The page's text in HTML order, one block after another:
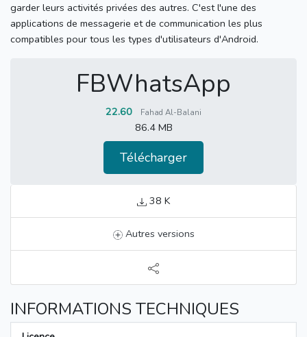
garder leurs activités privées des autres. C'est l'une des
applications de messagerie et de communication les plus
compatibles pour tous les types d'utilisateurs d'Android.
FBWhatsApp
22.60 Fahad Al-Balani
86.4 MB
Télécharger
38 K
Autres versions
INFORMATIONS TECHNIQUES